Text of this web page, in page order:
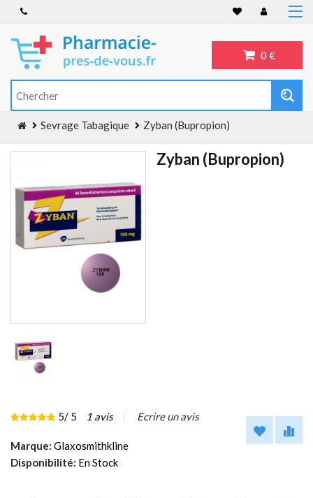
0 €
Accueil
Anti-inflammatoire
Troubles de l'érection
Antidépresseurs
Sevrage Tabagique Zyban (Bupropion)
Zyban (Bupropion)
5/ 5 1 avis Ecrire un avis
Marque: Glaxosmithkline
Disponibilité: En Stock